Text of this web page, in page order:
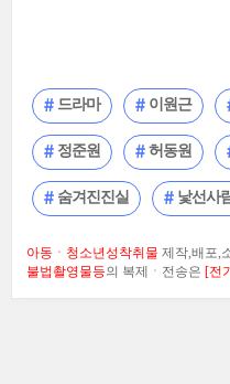
드라마 이원근
정준원 허동원
숨겨진진실 낯선사
아동ㆍ청소년성착취물 제작,배포,
불법촬영물등의 복제ㆍ전송은 [전